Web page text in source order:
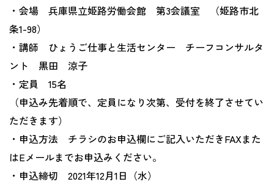
・会場 兵庫県立姫路労働会館 第3会議室 （姫路市北
条1-98）
・講師 ひょうご仕事と生活センター チーフコンサルタ
ント 黒田 涼子
・定員
15名
（申込み先着順で、定員になり次第、受付を終了させてい
ただきます）
・申込方法 チラシのお申込欄にご記入いただきFAXまた
はEメールまでお申込みください。
・申込締切 2021年12月1日（水）